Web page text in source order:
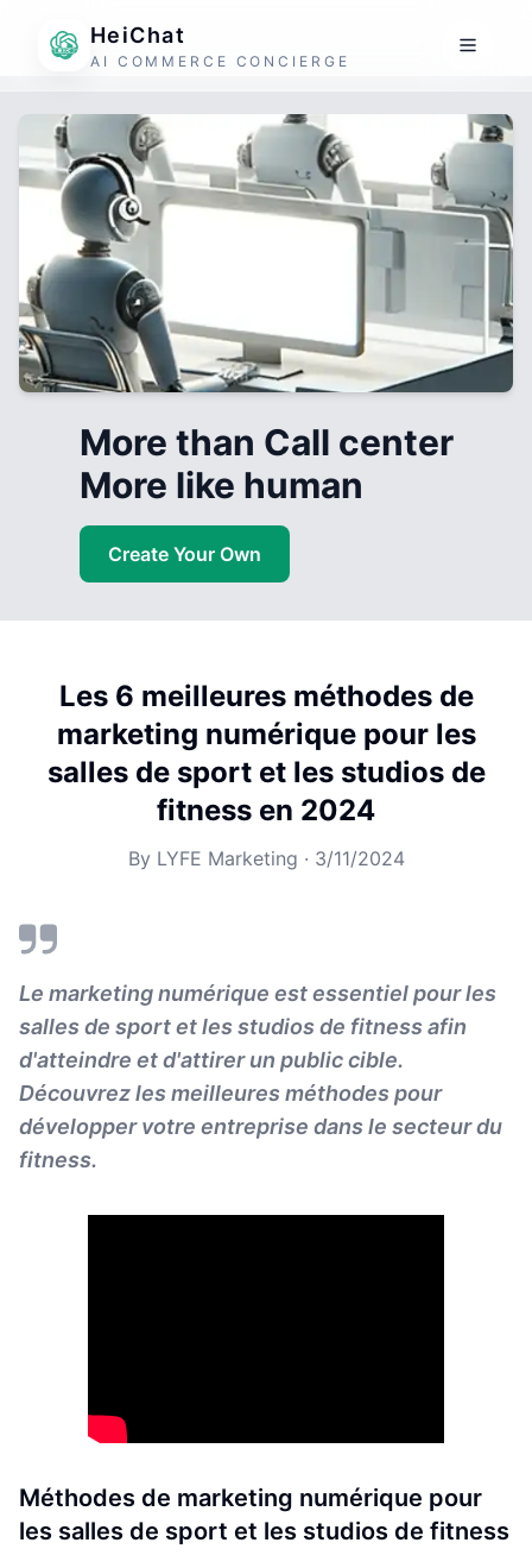
HeiChat
AI COMMERCE CONCIERGE
More than Call center
More like human
Create Your Own
Les 6 meilleures méthodes de
marketing numérique pour les
salles de sport et les studios de
fitness en 2024
By LYFE Marketing · 3/11/2024
Le marketing numérique est essentiel pour les
salles de sport et les studios de fitness afin
d'atteindre et d'attirer un public cible.
Découvrez les meilleures méthodes pour
développer votre entreprise dans le secteur du
fitness.
Méthodes de marketing numérique pour
les salles de sport et les studios de fitness